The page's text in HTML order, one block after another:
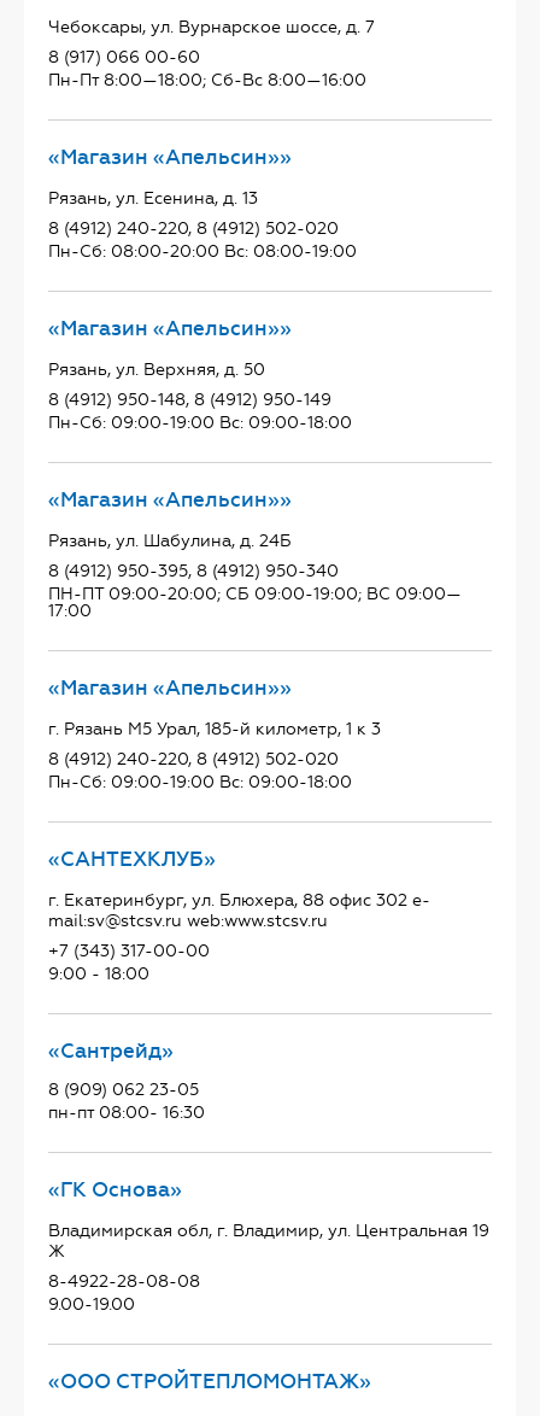
Чебоксары, ул. Вурнарское шоссе, д. 7
8 (917) 066 00-60
Пн-Пт 8:00—18:00; Сб-Вс 8:00—16:00
«Магазин «Апельсин»»
Рязань, ул. Есенина, д. 13
8 (4912) 240-220, 8 (4912) 502-020
Пн-Сб: 08:00-20:00 Вс: 08:00-19:00
«Магазин «Апельсин»»
Рязань, ул. Верхняя, д. 50
8 (4912) 950-148, 8 (4912) 950-149
Пн-Сб: 09:00-19:00 Вс: 09:00-18:00
«Магазин «Апельсин»»
Рязань, ул. Шабулина, д. 24Б
8 (4912) 950-395, 8 (4912) 950-340
ПН-ПТ 09:00-20:00; СБ 09:00-19:00; ВС 09:00—
17:00
«Магазин «Апельсин»»
г. Рязань М5 Урал, 185-й километр, 1 к 3
8 (4912) 240-220, 8 (4912) 502-020
Пн-Сб: 09:00-19:00 Вс: 09:00-18:00
«САНТЕХКЛУБ»
г. Екатеринбург, ул. Блюхера, 88 офис 302 e-
mail:sv@stcsv.ru web:www.stcsv.ru
+7 (343) 317-00-00
9:00 - 18:00
«Сантрейд»
8 (909) 062 23-05
пн-пт 08:00- 16:30
«ГК Основа»
Владимирская обл, г. Владимир, ул. Центральная 19
Ж
8-4922-28-08-08
9.00-19.00
«ООО СТРОЙТЕПЛОМОНТАЖ»